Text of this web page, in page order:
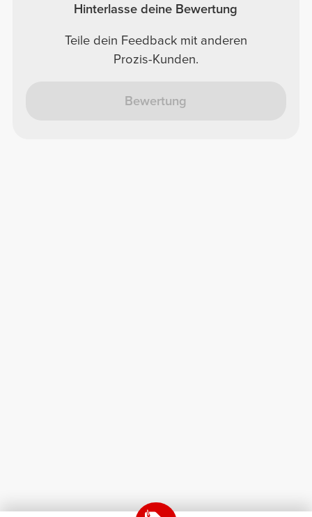
Hinterlasse deine Bewertung
Teile dein Feedback mit anderen
Prozis-Kunden.
Bewertung